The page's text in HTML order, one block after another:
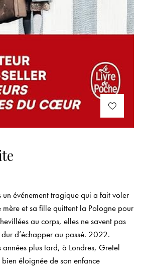
un événement tragique qui a fait voler
mère et sa fille quittent la Pologne pour
au corps, elles ne savent pas
d’échapper au passé. 2022.
années plus tard, à Londres, Gretel
bien éloignée de son enfance